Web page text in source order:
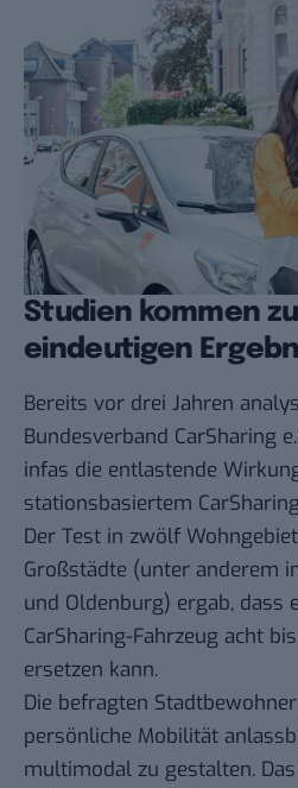
Studien kommen
eindeutigen
Bereits vor drei Jahren
Bundesverband CarSharing
infas die entlastende
stationsbasiertem
Der Test in zwölf
Großstädte (unter anderem
und Oldenburg) ergab, dass
CarSharing-Fahrzeug acht
ersetzen kann.
Die befragten
persönliche Mobilität
multimodal zu gestalten.